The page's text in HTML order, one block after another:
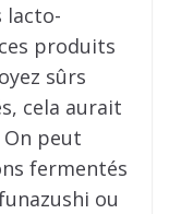
lacto-
produits
sûrs
cela aurait
peut
fermentés
ou